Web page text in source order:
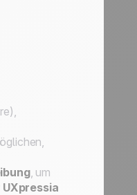
, um
UXpressia